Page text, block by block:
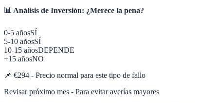
📊 Análisis de Inversión: ¿Merece la pena?
0-5 añosSÍ
5-10 añosSÍ
10-15 añosDEPENDE
+15 añosNO
📌 €294 - Precio normal para este tipo de fallo
Revisar próximo mes - Para evitar averías mayores